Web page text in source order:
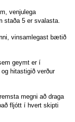
venjulega
staða 5 er svalasta.
vinsamlegast bætið
geymt er í
hitastigið verður
megni að draga
fljótt í hvert skipti